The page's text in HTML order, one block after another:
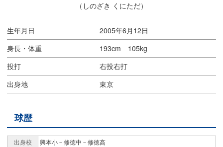
（しのざき くにただ）
生年月日
2005年6月12日
身長・体重
193cm 105kg
投打
右投右打
出身地
東京
球歴
出身校
興本小－修徳中－修徳高